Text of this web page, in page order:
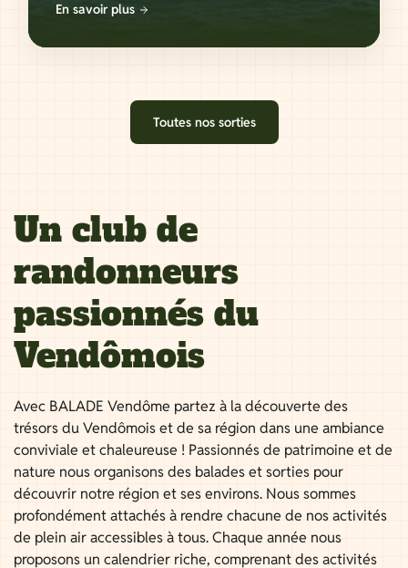
En savoir plus
Toutes nos sorties
Un club de
randonneurs
passionnés du
Vendômois
Avec BALADE Vendôme partez à la découverte des
trésors du Vendômois et de sa région dans une ambiance
conviviale et chaleureuse ! Passionnés de patrimoine et de
nature nous organisons des balades et sorties pour
découvrir notre région et ses environs. Nous sommes
profondément attachés à rendre chacune de nos activités
de plein air accessibles à tous. Chaque année nous
proposons un calendrier riche, comprenant des activités